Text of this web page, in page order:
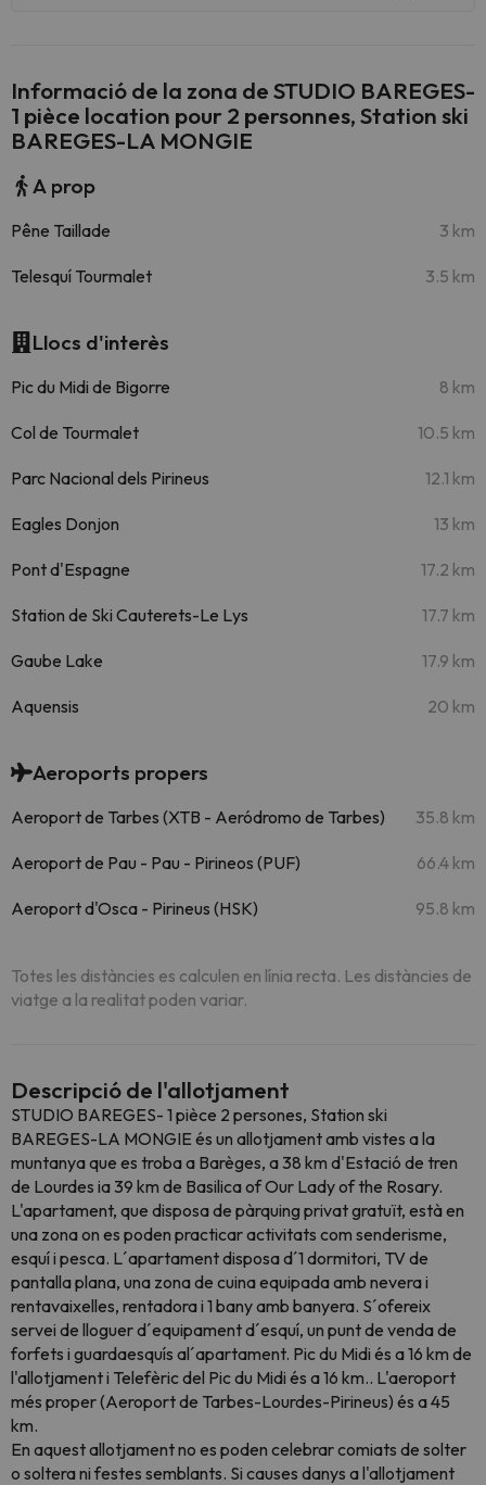
Informació de la zona de STUDIO BAREGES-
1 pièce location pour 2 personnes, Station ski
BAREGES-LA MONGIE
A prop
Pêne Taillade 3 km
Telesquí Tourmalet 3.5 km
Llocs d'interès
Pic du Midi de Bigorre 8 km
Col de Tourmalet 10.5 km
Parc Nacional dels Pirineus 12.1 km
Eagles Donjon 13 km
Pont d'Espagne 17.2 km
Station de Ski Cauterets-Le Lys 17.7 km
Gaube Lake 17.9 km
Aquensis 20 km
Aeroports propers
Aeroport de Tarbes (XTB - Aeródromo de Tarbes) 35.8 km
Aeroport de Pau - Pau - Pirineos (PUF) 66.4 km
Aeroport d'Osca - Pirineus (HSK) 95.8 km
Totes les distàncies es calculen en línia recta. Les distàncies de
viatge a la realitat poden variar.
Descripció de l'allotjament
STUDIO BAREGES- 1 pièce 2 persones, Station ski
BAREGES-LA MONGIE és un allotjament amb vistes a la
muntanya que es troba a Barèges, a 38 km d'Estació de tren
de Lourdes ia 39 km de Basilica of Our Lady of the Rosary.
L'apartament, que disposa de pàrquing privat gratuït, està en
una zona on es poden practicar activitats com senderisme,
esquí i pesca. L´apartament disposa d´1 dormitori, TV de
pantalla plana, una zona de cuina equipada amb nevera i
rentavaixelles, rentadora i 1 bany amb banyera. S´ofereix
servei de lloguer d´equipament d´esquí, un punt de venda de
forfets i guardaesquís al´apartament. Pic du Midi és a 16 km de
l'allotjament i Telefèric del Pic du Midi és a 16 km.. L'aeroport
més proper (Aeroport de Tarbes-Lourdes-Pirineus) és a 45
km.
En aquest allotjament no es poden celebrar comiats de solter
o soltera ni festes semblants. Si causes danys a l'allotjament